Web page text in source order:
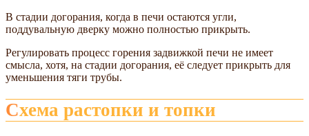
В стадии догорания, когда в печи остаются угли,
поддувальную дверку можно полностью прикрыть.
Регулировать процесс горения задвижкой печи не имеет
смысла, хотя, на стадии догорания, её следует прикрыть для
уменьшения тяги трубы.
Схема растопки и топки